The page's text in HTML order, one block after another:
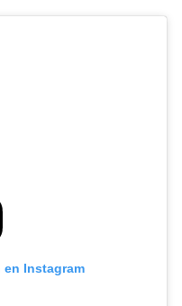
en Instagram